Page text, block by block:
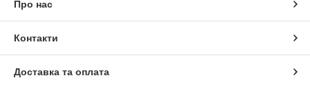
Про нас
Контакти
Доставка та оплата